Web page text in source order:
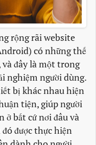
rộng rãi website
có những thế
đây là một trong
nghiệm người dùng.
bị khác nhau hiện
tiện, giúp người
ở bất cứ nơi đâu và
được thực hiện